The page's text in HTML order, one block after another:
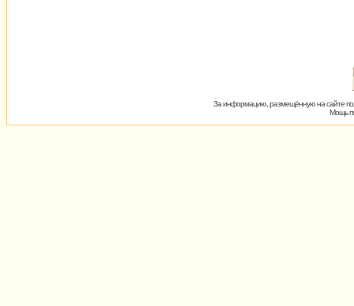
За информацию, размещённую на сайте
Мощь